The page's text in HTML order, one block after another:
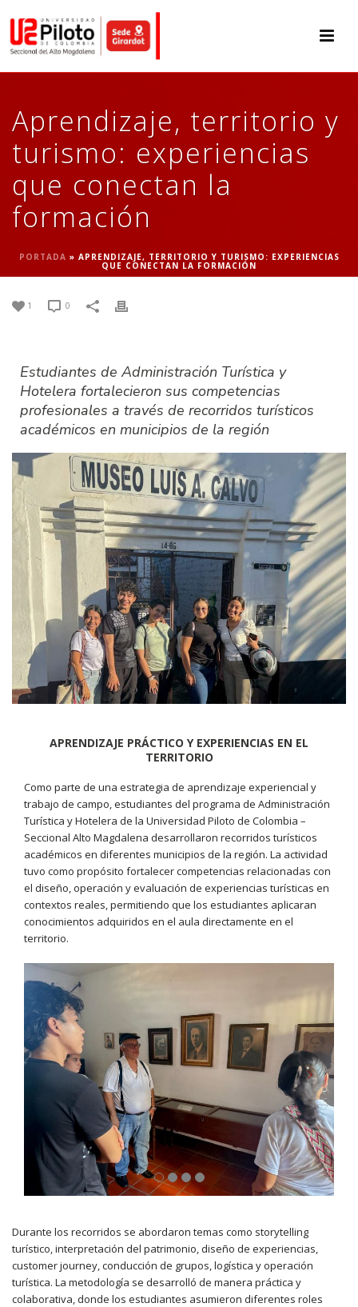
Aprendizaje, territorio y
turismo: experiencias
que conectan la
formación
PORTADA » APRENDIZAJE, TERRITORIO Y TURISMO: EXPERIENCIAS
QUE CONECTAN LA FORMACIÓN
1 0
Estudiantes de Administración Turística y
Hotelera fortalecieron sus competencias
profesionales a través de recorridos turísticos
académicos en municipios de la región
APRENDIZAJE PRÁCTICO Y EXPERIENCIAS EN EL
TERRITORIO
Como parte de una estrategia de aprendizaje experiencial y
trabajo de campo, estudiantes del programa de Administración
Turística y Hotelera de la Universidad Piloto de Colombia –
Seccional Alto Magdalena desarrollaron recorridos turísticos
académicos en diferentes municipios de la región. La actividad
tuvo como propósito fortalecer competencias relacionadas con
el diseño, operación y evaluación de experiencias turísticas en
contextos reales, permitiendo que los estudiantes aplicaran
conocimientos adquiridos en el aula directamente en el
territorio.
Durante los recorridos se abordaron temas como storytelling
turístico, interpretación del patrimonio, diseño de experiencias,
customer journey, conducción de grupos, logística y operación
turística. La metodología se desarrolló de manera práctica y
colaborativa, donde los estudiantes asumieron diferentes roles